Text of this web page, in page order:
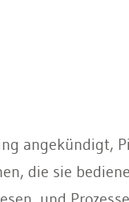
angekündigt,
die sie